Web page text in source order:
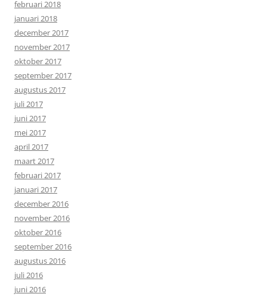
februari 2018
januari 2018
december 2017
november 2017
oktober 2017
september 2017
augustus 2017
juli 2017
juni 2017
mei 2017
april 2017
maart 2017
februari 2017
januari 2017
december 2016
november 2016
oktober 2016
september 2016
augustus 2016
juli 2016
juni 2016